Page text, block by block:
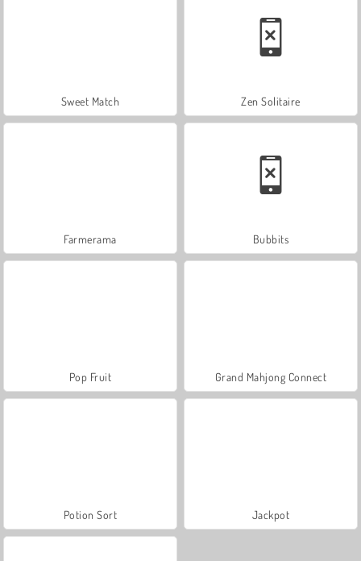
Sweet Match Zen Solitaire
Farmerama Bubbits
Pop Fruit Grand Mahjong Connect
Potion Sort Jackpot